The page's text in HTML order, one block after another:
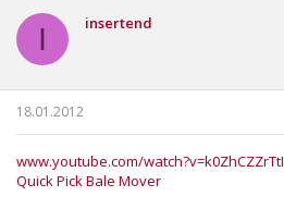
n
y
u
b
l
a
l
g
a
r
I insertend
18.01.2012
www.youtube.com/watch?v=k0ZhCZZrTtI
Quick Pick Bale Mover